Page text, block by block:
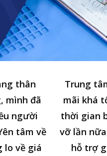
thân
mình đã
người
tâm về
lo về giá
Trung
mãi khá
thời gian
vỡ lần
hỗ trợ